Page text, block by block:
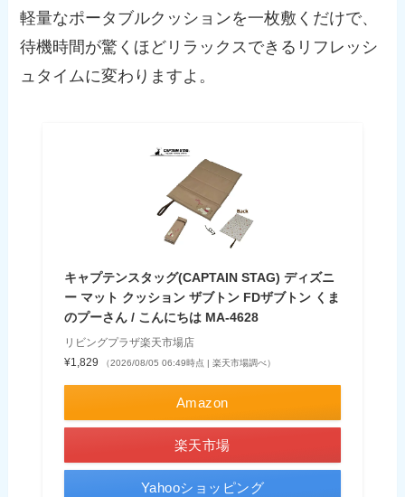
軽量なポータブルクッションを一枚敷くだけで、
待機時間が驚くほどリラックスできるリフレッシ
ュタイムに変わりますよ。
キャプテンスタッグ(CAPTAIN STAG) ディズニ
ー マット クッション ザブトン FDザブトン くま
のプーさん / こんにちは MA-4628
リビングプラザ楽天市場店
¥1,829
（2026/08/05 06:49時点 | 楽天市場調べ）
Amazon
楽天市場
Yahooショッピング